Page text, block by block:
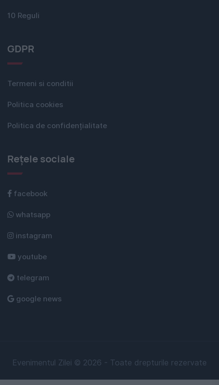
10 Reguli
GDPR
Termeni si conditii
Politica cookies
Politica de confidențialitate
Rețele sociale
facebook
whatsapp
instagram
youtube
telegram
google news
Evenimentul Zilei © 2026 - Toate drepturile rezervate